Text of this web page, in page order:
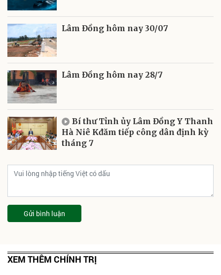
Lâm Đồng hôm nay 30/07
Lâm Đồng hôm nay 28/7
Bí thư Tỉnh ủy Lâm Đồng Y Thanh
Hà Niê Kđăm tiếp công dân định kỳ
tháng 7
Gửi bình luận
XEM THÊM CHÍNH TRỊ